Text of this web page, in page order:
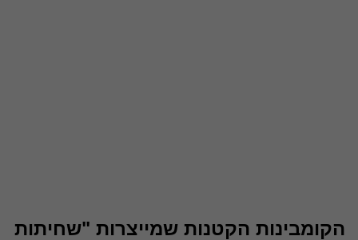
הקומבינות הקטנות שמייצרות "שחיתות